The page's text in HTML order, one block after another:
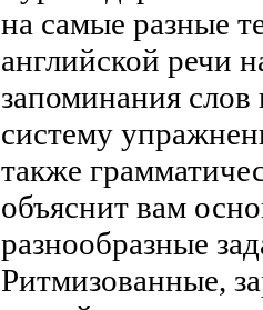
на самые разные
английской речи
запоминания
систему
также
объяснит вам
разнообразные
Ритмизованные,